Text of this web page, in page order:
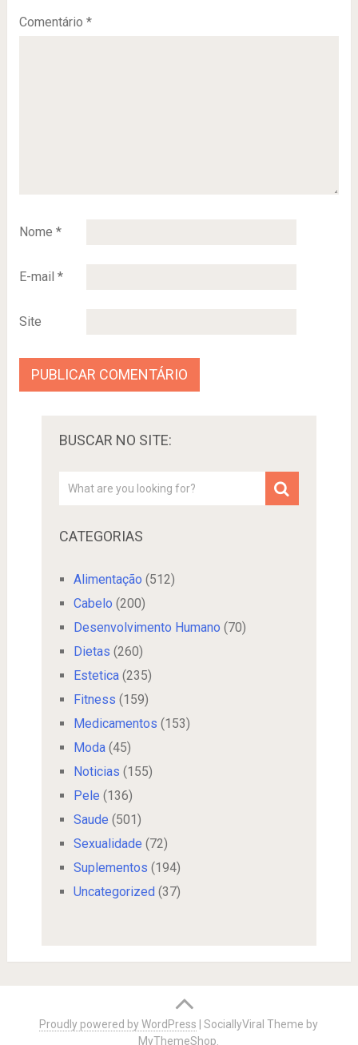
Comentário *
Nome *
E-mail *
Site
BUSCAR NO SITE:
CATEGORIAS
Alimentação (512)
Cabelo (200)
Desenvolvimento Humano (70)
Dietas (260)
Estetica(235)
Fitness (159)
Medicamentos (153)
Moda(45)
Noticias (155)
Pele (136)
Saude (501)
Sexualidade (72)
Suplementos (194)
Uncategorized (37)
Proudly powered by WordPress |SociallyViral Theme by
MyThemeShop.